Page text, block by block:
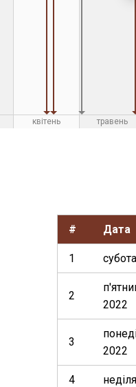
квітень травень
# Дата
1
2
2022
3
2022
4